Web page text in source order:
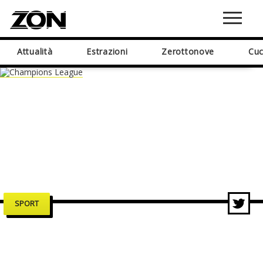
Attualità Estrazioni Zerottonove
SPORT